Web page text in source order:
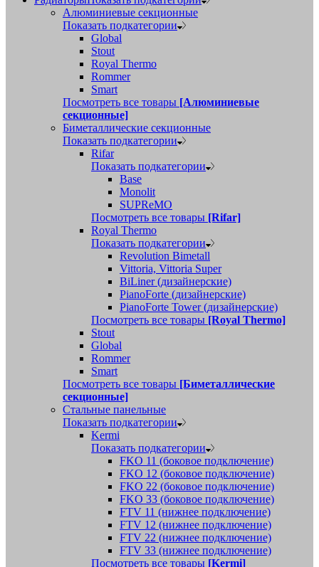
Алюминиевые секционные
Показать подкатегории
Global
Stout
Royal Thermo
Rommer
Smart
Посмотреть все товары [Алюминиевые
секционные]
Биметаллические секционные
Показать подкатегории
Rifar
Показать подкатегории
Base
Monolit
SUPReMO
Посмотреть все товары [Rifar]
Royal Thermo
Показать подкатегории
Revolution Bimetall
Vittoria, Vittoria Super
BiLiner (дизайнерские)
PianoForte (дизайнерские)
PianoForte Tower (дизайнерские)
Посмотреть все товары [Royal Thermo]
Stout
Global
Rommer
Smart
Посмотреть все товары [Биметаллические
секционные]
Стальные панельные
Показать подкатегории
Kermi
Показать подкатегории
FKO 11 (боковое подключение)
FKO 12 (боковое подключение)
FKO 22 (боковое подключение)
FKO 33 (боковое подключение)
FTV 11 (нижнее подключение)
FTV 12 (нижнее подключение)
FTV 22 (нижнее подключение)
FTV 33 (нижнее подключение)
Посмотреть все товары [Kermi]